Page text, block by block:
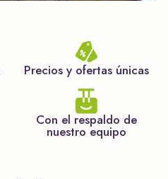
Precios y ofertas únicas
Con el respaldo de
nuestro equipo